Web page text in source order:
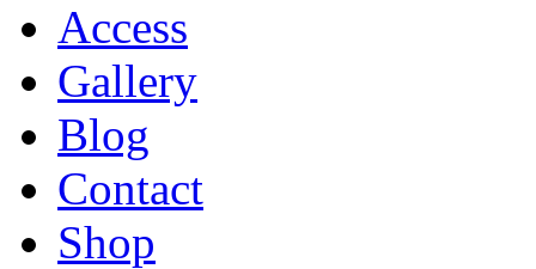
Access
Gallery
Blog
Contact
Shop